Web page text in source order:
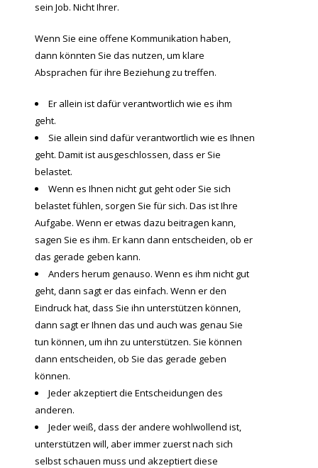
sein Job. Nicht Ihrer.
Wenn Sie eine offene Kommunikation haben,
dann könnten Sie das nutzen, um klare
Absprachen für ihre Beziehung zu treffen.
Er allein ist dafür verantwortlich wie es ihm
geht.
Sie allein sind dafür verantwortlich wie es Ihnen
geht. Damit ist ausgeschlossen, dass er Sie
belastet.
Wenn es Ihnen nicht gut geht oder Sie sich
belastet fühlen, sorgen Sie für sich. Das ist Ihre
Aufgabe. Wenn er etwas dazu beitragen kann,
sagen Sie es ihm. Er kann dann entscheiden, ob er
das gerade geben kann.
Anders herum genauso. Wenn es ihm nicht gut
geht, dann sagt er das einfach. Wenn er den
Eindruck hat, dass Sie ihn unterstützen können,
dann sagt er Ihnen das und auch was genau Sie
tun können, um ihn zu unterstützen. Sie können
dann entscheiden, ob Sie das gerade geben
können.
Jeder akzeptiert die Entscheidungen des
anderen.
Jeder weiß, dass der andere wohlwollend ist,
unterstützen will, aber immer zuerst nach sich
selbst schauen muss und akzeptiert diese